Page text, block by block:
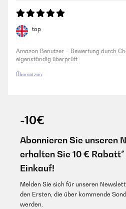
top
Amazon Benutzer – Bewertung durch
eigenständig überprüft
Übersetzen
-10€
Abonnieren Sie unseren
erhalten Sie 10 €
Einkauf!
Melden Sie sich für unseren
den Ersten, die über kommende
werden.